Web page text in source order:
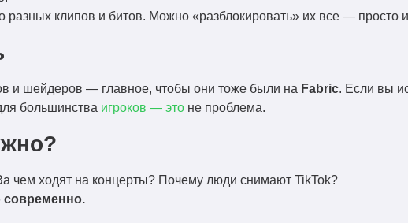
разных клипов и битов. Можно «разблокировать» их все — просто
и шейдеров — главное, чтобы они тоже были на Fabric. Если вы
большинства игроков — это не проблема.
чем ходят на концерты? Почему люди снимают TikTok?
современно.